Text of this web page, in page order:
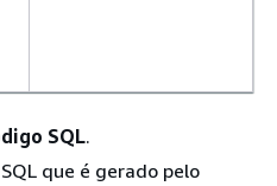
SQL.
que é gerado pelo